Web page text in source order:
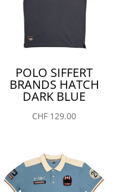
99.00.
POLO SIFFERT
BRANDS HATCH
DARK BLUE
CHF 129.00